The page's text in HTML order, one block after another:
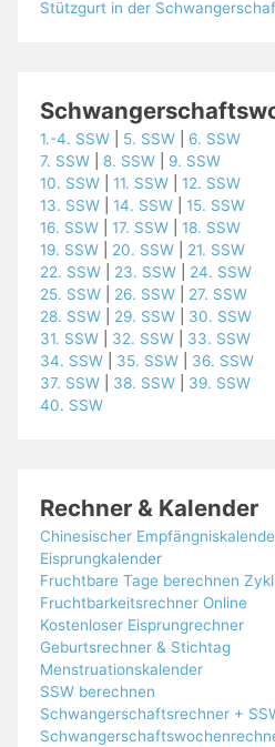
Stützgurt in der
1.-4. SSW 5. SSW
6. SSW
7. SSW
8. SSW
9. SSW
10. SSW |11. SSW |12. SSW
13. SSW |14. SSW |15. SSW
16. SSW |17. SSW |18. SSW
19. SSW
20. SSW
21. SSW
22. SSW
23. SSW
24. SSW
25. SSW
26. SSW
27. SSW
28. SSW
29. SSW
30. SSW
31. SSW
32. SSW
33. SSW
34. SSW
35. SSW
36. SSW
37. SSW
38. SSW
39. SSW
40. SSW
Rechner & Kalender
Chinesischer
Eisprungkalender
Fruchtbare Tage berechnen
Fruchtbarkeitsrechner Online
Kostenloser Eisprungrechner
Geburtsrechner & Stichtag
Menstruationskalender
SSW berechnen
Schwangerschaftsrechner +